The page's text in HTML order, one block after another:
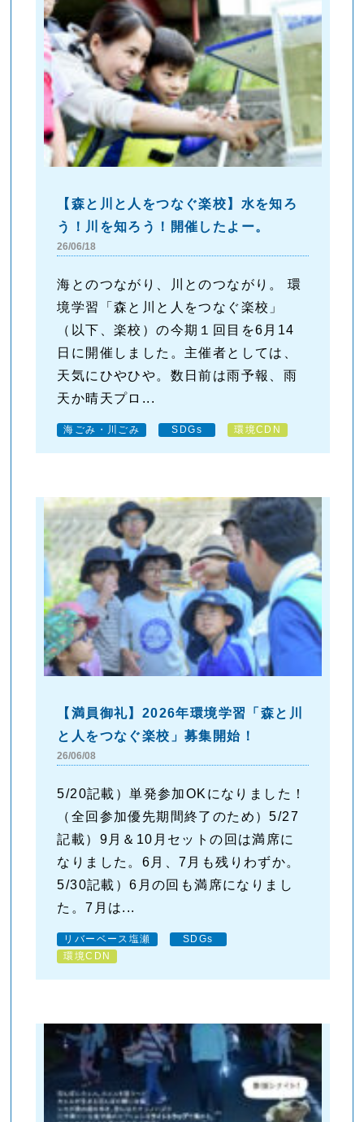
【森と川と人をつなぐ楽校】水を知ろ
う！川を知ろう！開催したよー。
26/06/18
海とのつながり、川とのつながり。 環
境学習「森と川と人をつなぐ楽校」
（以下、楽校）の今期１回目を6月14
日に開催しました。主催者としては、
天気にひやひや。数日前は雨予報、雨
天か晴天プロ...
海ごみ・川ごみ SDGs 環境CDN
【満員御礼】2026年環境学習「森と川
と人をつなぐ楽校」募集開始！
26/06/08
5/20記載）単発参加OKになりました！
（全回参加優先期間終了のため）5/27
記載）9月＆10月セットの回は満席に
なりました。6月、7月も残りわずか。
5/30記載）6月の回も満席になりまし
た。7月は...
リバーベース塩瀬
SDGs
環境CDN